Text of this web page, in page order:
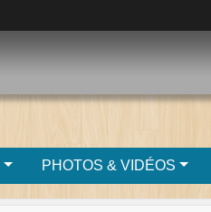
PHOTOS & VIDÉOS